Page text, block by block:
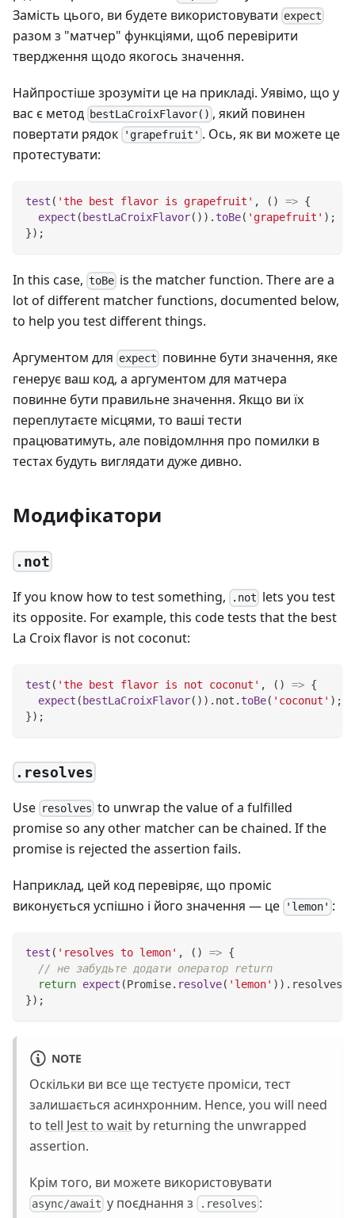
Замість цього, ви будете використовувати expect
разом з "матчер" функціями, щоб перевірити
твердження щодо якогось значення.
Найпростіше зрозуміти це на прикладі. Уявімо, що у
вас є метод bestLaCroixFlavor() , який повинен
повертати рядок
'grapefruit' . Ось, як ви можете це
протестувати:
test ( 'the best flavor is grapefruit' , ( ) => {
expect ( bestLaCroixFlavor( ) ) . toBe( 'grapefruit' ) ;
}) ;
In this case, toBe is the matcher function. There are a
lot of different matcher functions, documented below,
to help you test different things.
Аргументом для expect повинне бути значення, яке
генерує ваш код, а аргументом для матчера
повинне бути правильне значення. Якщо ви їх
переплутаєте місцями, то ваші тести
працюватимуть, але повідомлння про помилки в
тестах будуть виглядати дуже дивно.
Модифікатори
.not
If you know how to test something, .not lets you test
its opposite. For example, this code tests that the best
La Croix flavor is not coconut:
test ( 'the best flavor is not coconut' , ( ) => {
expect ( bestLaCroixFlavor( ) ) . not . toBe( 'coconut' ) ;
}) ;
.resolves
Use resolves to unwrap the value of a fulfilled
promise so any other matcher can be chained. If the
promise is rejected the assertion fails.
Наприклад, цей код перевіряє, що проміс
виконується успішно і його значення — це
'lemon' :
test ( 'resolves to lemon' , ( ) => {
// не забудьте додати оператор return
return expect (Promise. resolve( 'lemon' ) ) . resolves
}) ;
NOTE
Оскільки ви все ще тестуєте проміси, тест
залишається асинхронним. Hence, you will need
to tell Jest to wait by returning the unwrapped
assertion.
Крім того, ви можете використовувати
async/await у поєднання з .resolves :